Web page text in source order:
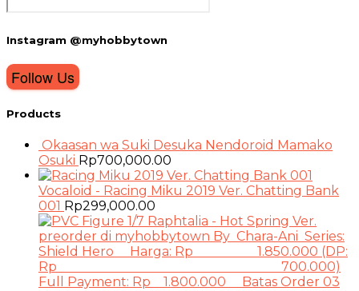
Instagram @myhobbytown
Products
Okaasan wa Suki Desuka Nendoroid Mamako
Osuki Rp700,000.00
Vocaloid - Racing Miku 2019 Ver. Chatting Bank
001 Rp299,000.00